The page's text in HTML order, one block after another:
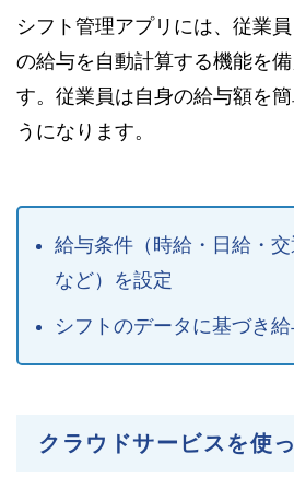
シフト管理アプリには、従業員
の給与を自動計算する機能を
す。従業員は自身の給与額を
うになります。
給与条件（時給・日給・
など）を設定
シフトのデータに基づき
クラウドサービスを使